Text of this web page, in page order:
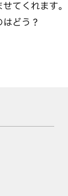
てくれます。
どう？